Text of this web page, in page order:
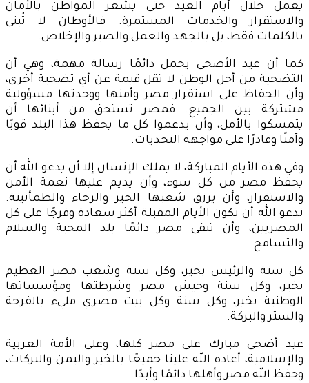
يعمل خلال أيام العيد حتى يشعر المواطن بالأمان
والاستقرار والخدمات المستمرة. فالأوطان لا تُبنى
بالكلمات فقط، بل بالجهد والعمل والصبر والإخلاص.
كما أن عيد الأضحى يحمل دائمًا رسالة مهمة، وهي أن
التضحية من أجل الوطن لا تقل قيمة عن أي تضحية أخرى،
وأن الحفاظ على استقرار مصر وأمنها ووحدتها مسؤولية
مشتركة بين الجميع. فمصر تستحق من أبنائها أن
يتمسكوا بالأمل، وأن يدعموا كل ما يحفظ هذا البلد قويًا
وآمنًا وقادرًا على مواجهة التحديات.
وفي هذه الأيام المباركة، لا يملك الإنسان إلا أن يدعو الله أن
يحفظ مصر من كل سوء، وأن يديم عليها نعمة الأمن
والاستقرار، وأن يرزق شعبها الخير والرخاء والطمأنينة.
ندعو الله أن تكون الأيام المقبلة أكثر سعادة وفرجًا على كل
المصريين، وأن تبقى مصر دائمًا بلد المحبة والسلام
والتسامح.
كل سنة والرئيس بخير، وكل سنة وشعب مصر العظيم
بخير، وكل سنة وجيش مصر وشرطتها ومؤسساتها
الوطنية بخير، وكل سنة وكل بيت مصري مليء بالفرحة
والستر والبركة.
عيد أضحى مبارك على مصر كلها، وعلى الأمة العربية
والإسلامية، أعاده الله علينا جميعًا بالخير واليمن والبركات،
وحفظ الله مصر وأهلها دائمًا وأبدًا.